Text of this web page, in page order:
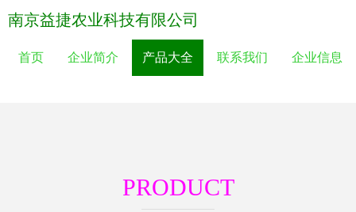
南京益捷农业科技有限公司
首页 企业简介 产品大全 联系我们 企业信息
PRODUCT